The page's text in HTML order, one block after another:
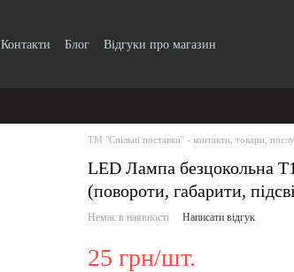
Контакти Блог
Відгуки про магазин
ТМ "Спільні поставки" - контакти, товари,
LED Лампа безцокольна
(повороти, габарити,
Немає в наявності Написати відгук
25 грн/шт.